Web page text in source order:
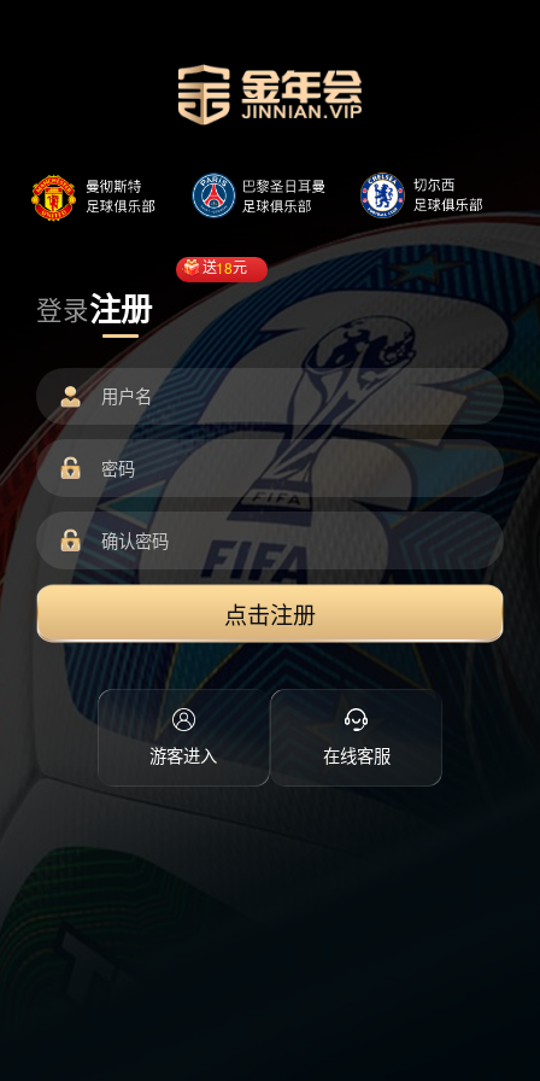
登录注册
送18元
点击注册
游客进入 在线客服